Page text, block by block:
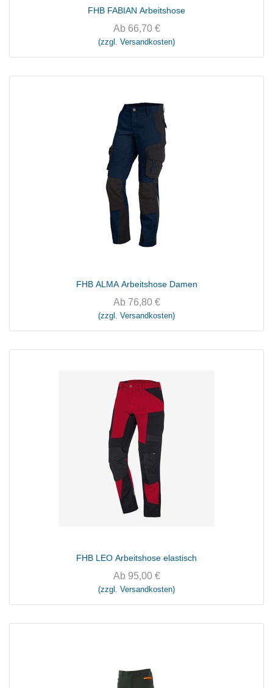
FHB FABIAN Arbeitshose
Ab 66,70€
(zzgl. Versandkosten)
FHB ALMA Arbeitshose Damen
Ab 76,80€
(zzgl. Versandkosten)
FHB LEO Arbeitshose elastisch
Ab 95,00€
(zzgl. Versandkosten)